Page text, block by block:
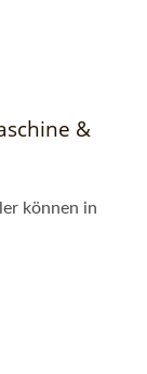
&
können in